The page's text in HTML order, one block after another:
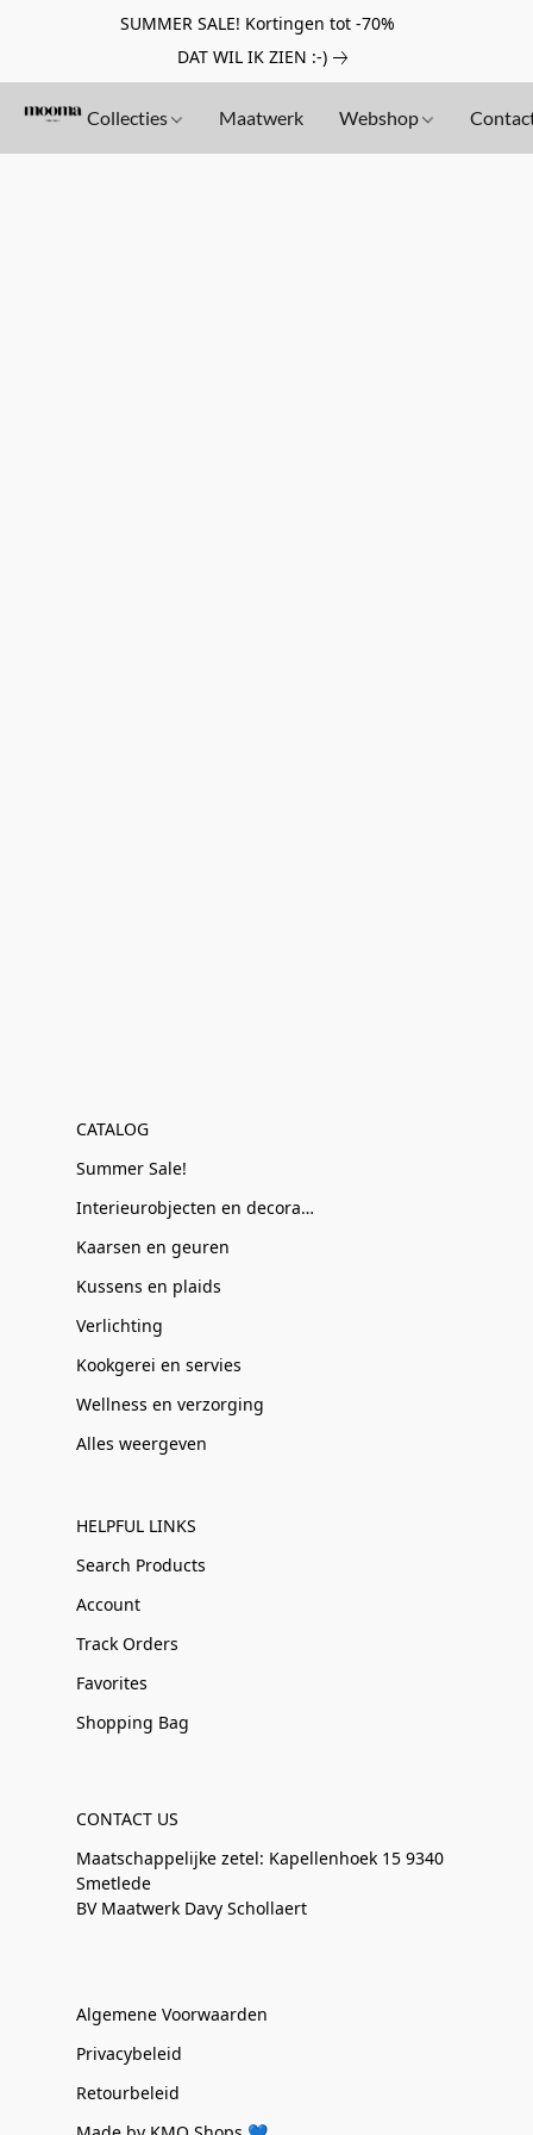
SUMMER SALE! Kortingen tot -70%
DAT WIL IK ZIEN :-)
Collecties Maatwerk Webshop
CATALOG
Summer Sale!
Interieurobjecten en decoratie
Kaarsen en geuren
Kussens en plaids
Verlichting
Kookgerei en servies
Wellness en verzorging
Alles weergeven
HELPFUL LINKS
Search Products
Account
Track Orders
Favorites
Shopping Bag
CONTACT US
Maatschappelijke zetel: Kapellenhoek 15 9340
Smetlede
BV Maatwerk Davy Schollaert
Algemene Voorwaarden
Privacybeleid
Retourbeleid